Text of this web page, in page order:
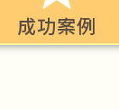
成功案例